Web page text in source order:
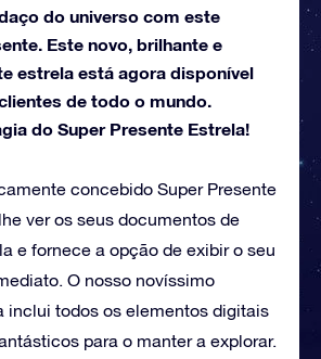
do universo com este
Este novo, brilhante e
estrela está agora disponível
de todo o mundo.
do Super Presente Estrela!
concebido Super Presente
ver os seus documentos de
e fornece a opção de exibir o seu
O nosso novíssimo
inclui todos os elementos digitais
para o manter a explorar.